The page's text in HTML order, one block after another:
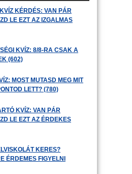
KÉRDÉS: VAN PÁR
LE EZT AZ IZGALMAS
KVÍZ: 8/8-RA CSAK A
(602)
MOST MUTASD MEG MIT
LETT? (780)
KVÍZ: VAN PÁR
LE EZT AZ ÉRDEKES
KERES?
ÉRDEMES FIGYELNI